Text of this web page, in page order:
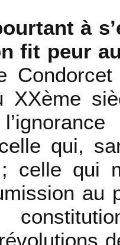
à
fit peur
XXème
qui,
celle qui
au